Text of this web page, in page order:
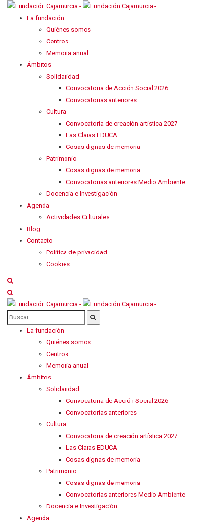
La fundación
Quiénes somos
Centros
Memoria anual
Ámbitos
Solidaridad
Convocatoria de Acción Social 2026
Convocatorias anteriores
Cultura
Convocatoria de creación artística 2027
Las Claras EDUCA
Cosas dignas de memoria
Patrimonio
Cosas dignas de memoria
Convocatorias anteriores Medio Ambiente
Docencia e Investigación
Agenda
Actividades Culturales
Blog
Contacto
Política de privacidad
Cookies
La fundación
Quiénes somos
Centros
Memoria anual
Ámbitos
Solidaridad
Convocatoria de Acción Social 2026
Convocatorias anteriores
Cultura
Convocatoria de creación artística 2027
Las Claras EDUCA
Cosas dignas de memoria
Patrimonio
Cosas dignas de memoria
Convocatorias anteriores Medio Ambiente
Docencia e Investigación
Agenda